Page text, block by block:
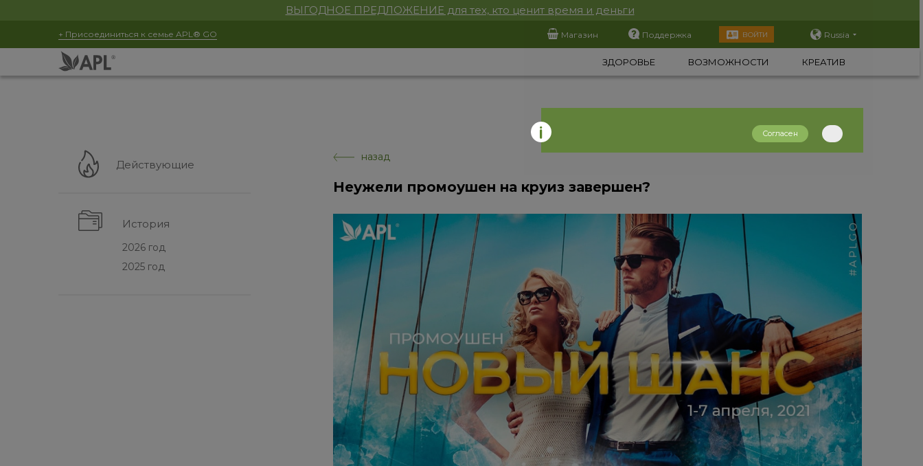
ВЫГОДНОЕ ПРЕДЛОЖЕНИЕ для тех, кто ценит время и деньги
+ Присоединиться к семье APL® GO Магазин Поддержка ВОЙТИ Russia
ЗДОРОВЬЕ ВОЗМОЖНОСТИ КРЕАТИВ
Действующие
История
2026 год
2025 год
назад
Неужели промоушен на круиз завершен?
Согласен